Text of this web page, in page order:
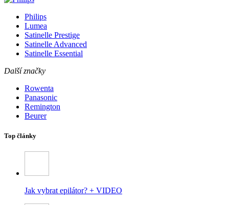
Philips
Lumea
Satinelle Prestige
Satinelle Advanced
Satinelle Essential
Další značky
Rowenta
Panasonic
Remington
Beurer
Top články
Jak vybrat epilátor? + VIDEO